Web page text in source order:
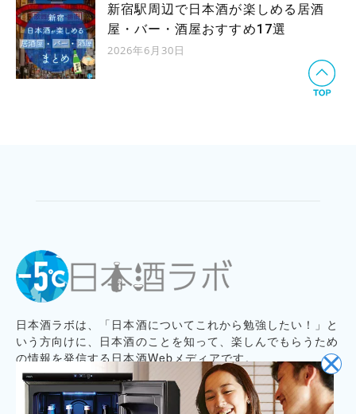
新宿駅周辺で日本酒が楽しめる居酒
屋・バー・酒屋おすすめ17選
2026年6月30日
日本酒ラボは、「日本酒についてこれから勉強したい！」と
いう方向けに、日本酒のことを知って、楽しんでもらうため
の情報を発信する日本酒Webメディアです。